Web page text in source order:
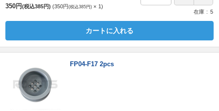
350円(税込385円) 350円(税込385円)
1
在庫
5
カートに入れる
FP04-F17 2pcs